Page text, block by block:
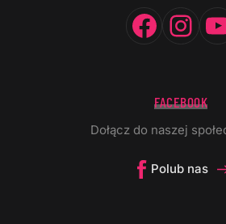
FACEBOOK
Dołącz do naszej
Polub nas